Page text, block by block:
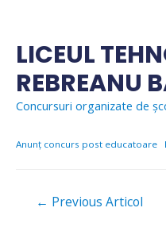
content
LICEUL
REBREANU
Concursuri organizate de
Anunț concurs post educatoare
Navigare
← Previous Articol